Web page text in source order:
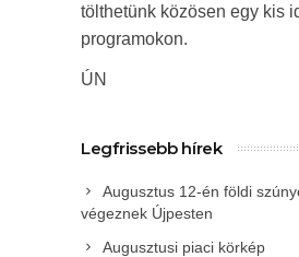
tölthetünk közösen egy kis
programokon.
ÚN
Legfrissebb hírek
Augusztus 12-én földi
végeznek Újpesten
Augusztusi piaci körkép